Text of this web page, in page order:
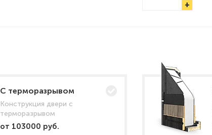
+
C терморазрывом
Конструкция двери с
терморазрывом
от 103000 руб.